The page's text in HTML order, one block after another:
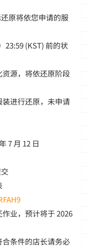
原将依您申请的服
23:59 (KST) 前的状
源，将依还原阶段
进行还原，未申请
7 月 12 日
业，预计将于 2026
条件的店长请务必